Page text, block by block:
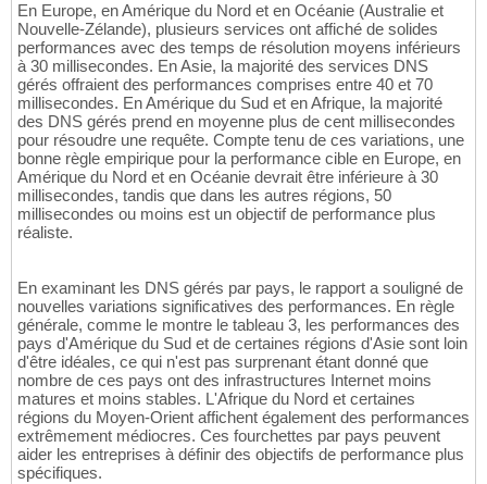
En Europe, en Amérique du Nord et en Océanie (Australie et
Nouvelle-Zélande), plusieurs services ont affiché de solides
performances avec des temps de résolution moyens inférieurs
à 30 millisecondes. En Asie, la majorité des services DNS
gérés offraient des performances comprises entre 40 et 70
millisecondes. En Amérique du Sud et en Afrique, la majorité
des DNS gérés prend en moyenne plus de cent millisecondes
pour résoudre une requête. Compte tenu de ces variations, une
bonne règle empirique pour la performance cible en Europe, en
Amérique du Nord et en Océanie devrait être inférieure à 30
millisecondes, tandis que dans les autres régions, 50
millisecondes ou moins est un objectif de performance plus
réaliste.
En examinant les DNS gérés par pays, le rapport a souligné de
nouvelles variations significatives des performances. En règle
générale, comme le montre le tableau 3, les performances des
pays d'Amérique du Sud et de certaines régions d'Asie sont loin
d'être idéales, ce qui n'est pas surprenant étant donné que
nombre de ces pays ont des infrastructures Internet moins
matures et moins stables. L'Afrique du Nord et certaines
régions du Moyen-Orient affichent également des performances
extrêmement médiocres. Ces fourchettes par pays peuvent
aider les entreprises à définir des objectifs de performance plus
spécifiques.